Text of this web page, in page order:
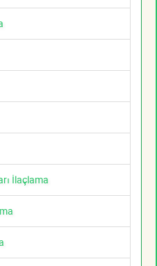
İlaçlama